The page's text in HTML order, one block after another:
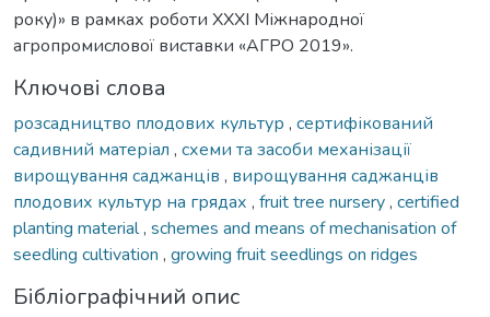
року)» в рамках роботи XXXI Міжнародної
агропромислової виставки «АГРО 2019».
Ключові слова
розсадництво плодових культур , сертифікований
садивний матеріал , схеми та засоби механізації
вирощування саджанців , вирощування саджанців
плодових культур на грядах , fruit tree nursery, certified
planting material, schemes and means of mechanisation of
seedling cultivation , growing fruit seedlings on ridges
Бібліографічний опис